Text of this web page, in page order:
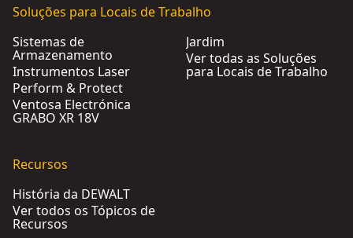
Soluções para Locais de Trabalho
Sistemas de
Armazenamento
Instrumentos Laser
Perform & Protect
Ventosa Electrónica
GRABO XR 18V
Jardim
Ver todas as Soluções
para Locais de Trabalho
Recursos
História da DEWALT
Ver todos os Tópicos de
Recursos